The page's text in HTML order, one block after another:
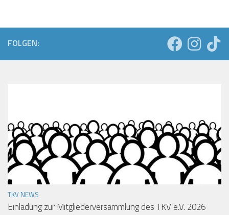
FOLGEN:
TKV NEWS
Einladung zur Mitgliederversammlung des TKV e.V. 2026